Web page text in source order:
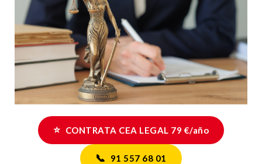
⭐ CONTRATA CEA LEGAL 79 €/año
📞 91 557 68 01